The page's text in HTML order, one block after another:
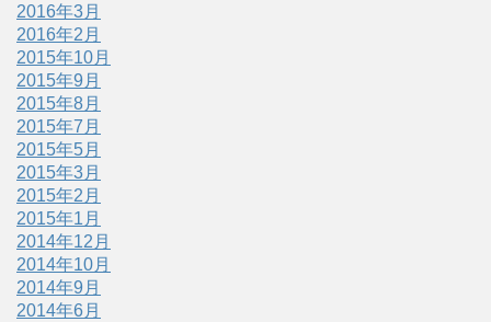
2016年3月
2016年2月
2015年10月
2015年9月
2015年8月
2015年7月
2015年5月
2015年3月
2015年2月
2015年1月
2014年12月
2014年10月
2014年9月
2014年6月